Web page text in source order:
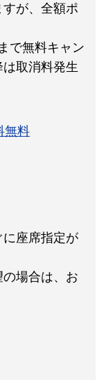
が、全額ポ
で無料キャン
取消料発生
無料
座席指定が
場合は、お